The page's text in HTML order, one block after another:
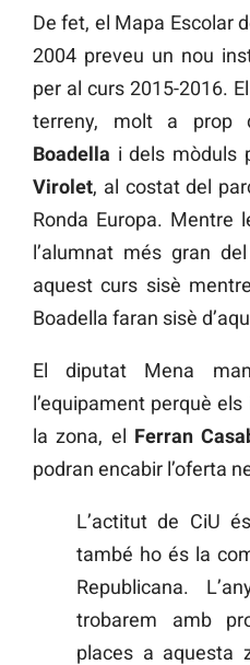
De fet, el Mapa Escolar
2004 preveu un nou
per al curs 2015-2016.
terreny, molt a prop
Boadella i dels mòduls
Virolet, al costat del
Ronda Europa. Mentre
l’alumnat més gran del
aquest curs sisè
Boadella faran sisè
El diputat Mena
l’equipament perquè
la zona, el Ferran
podran encabir l’oferta
L’actitut de CiU
també ho és la
Republicana.
trobarem amb
places a aquesta